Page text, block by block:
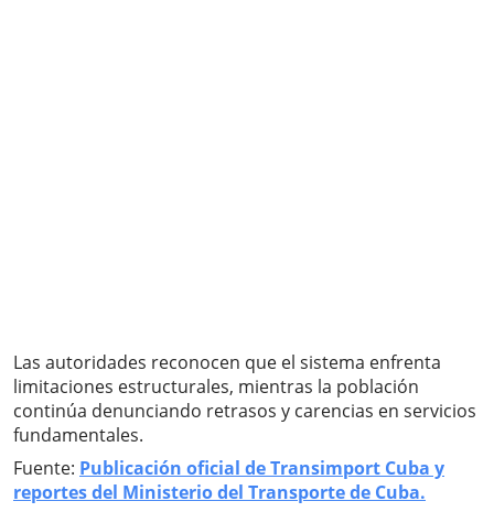
Las autoridades reconocen que el sistema enfrenta
limitaciones estructurales, mientras la población
continúa denunciando retrasos y carencias en servicios
fundamentales.
Fuente: Publicación oficial de Transimport Cuba y
reportes del Ministerio del Transporte de Cuba.